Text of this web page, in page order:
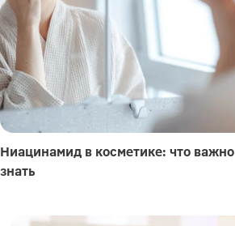
Ниацинамид в косметике: что важно
знать